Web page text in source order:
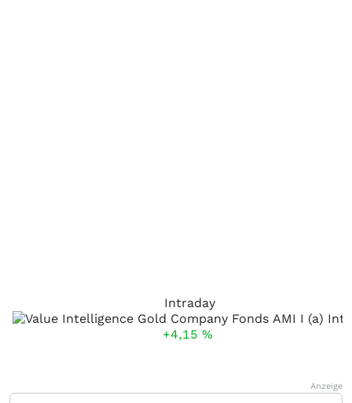
Intraday
+4,15 %
Anzeige